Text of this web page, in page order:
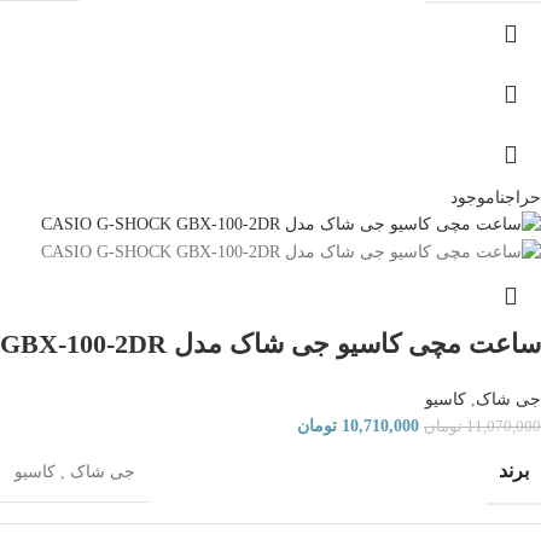
حراجناموجود
ساعت مچی کاسیو جی شاک مدل GBX-100-2DR
جی شاک, کاسیو
11,070,000 تومان 10,710,000 تومان
برند جی شاک , کاسیو